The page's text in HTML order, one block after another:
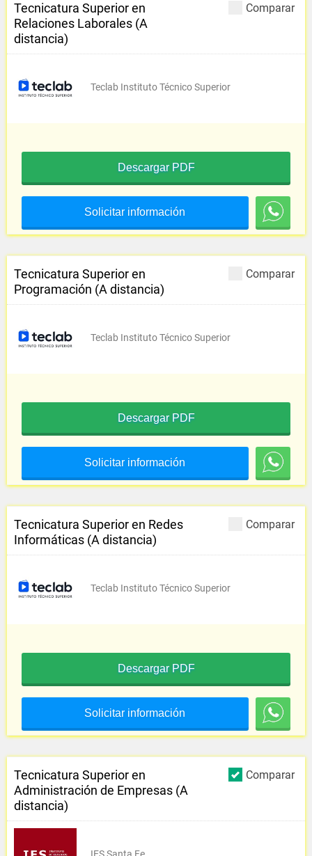
Comparar
Tecnicatura Superior en
Relaciones Laborales (A
distancia)
Teclab Instituto Técnico Superior
Descargar PDF
Solicitar información
Comparar
Tecnicatura Superior en
Programación (A distancia)
Teclab Instituto Técnico Superior
Descargar PDF
Solicitar información
Comparar
Tecnicatura Superior en Redes
Informáticas (A distancia)
Teclab Instituto Técnico Superior
Descargar PDF
Solicitar información
Comparar
Tecnicatura Superior en
Administración de Empresas (A
distancia)